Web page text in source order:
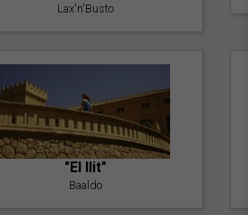
Lax'n'Busto
"El llit"
Baaldo